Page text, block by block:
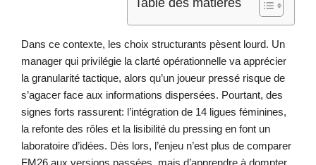
Table des matières
Dans ce contexte, les choix structurants pèsent lourd. Un
manager qui privilégie la clarté opérationnelle va apprécier
la granularité tactique, alors qu’un joueur pressé risque de
s’agacer face aux informations dispersées. Pourtant, des
signes forts rassurent: l’intégration de 14 ligues féminines,
la refonte des rôles et la lisibilité du pressing en font un
laboratoire d’idées. Dès lors, l’enjeu n’est plus de comparer